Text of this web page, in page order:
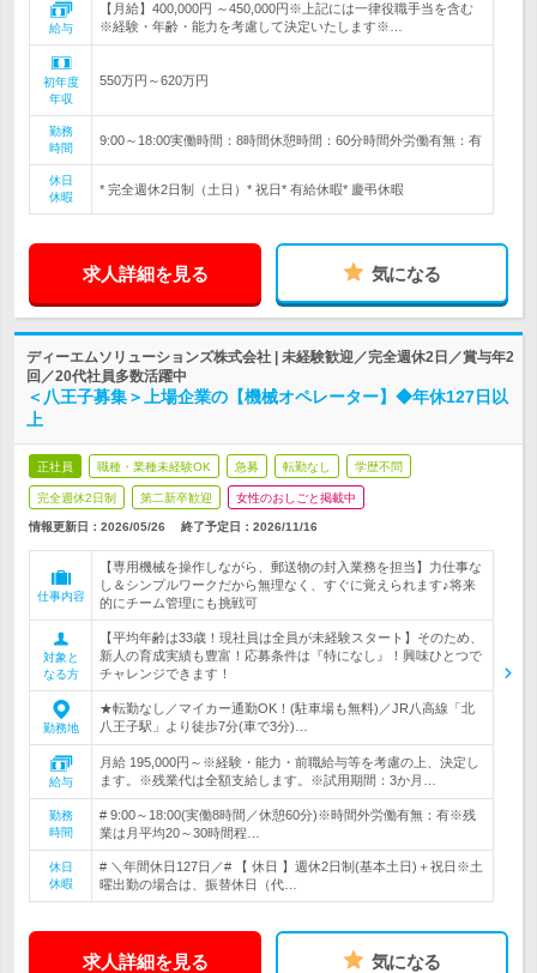
給与
【月給】400,000円 ～450,000円※上記には一律役職手当を含む
※経験・年齢・能力を考慮して決定いたします※…
初年度
年収
550万円～620万円
勤務
時間
9:00～18:00実働時間：8時間休憩時間：60分時間外労働有無：有
休日
休暇
* 完全週休2日制（土日）* 祝日* 有給休暇* 慶弔休暇
求人詳細を見る 気になる
ディーエムソリューションズ株式会社 | 未経験歓迎／完全週休2日／賞与年2
回／20代社員多数活躍中
＜八王子募集＞上場企業の【機械オペレーター】◆年休127日以
上
正社員 職種・業種未経験OK 急募 転勤なし 学歴不問
完全週休2日制 第二新卒歓迎 女性のおしごと掲載中
情報更新日：2026/05/26 終了予定日： 2026/11/16
仕事内容
【専用機械を操作しながら、郵送物の封入業務を担当】力仕事な
し＆シンプルワークだから無理なく、すぐに覚えられます♪将来
的にチーム管理にも挑戦可
対象と
なる方
【平均年齢は33歳！現社員は全員が未経験スタート】そのため、
新人の育成実績も豊富！応募条件は『特になし』！興味ひとつで
チャレンジできます！
勤務地
★転勤なし／マイカー通勤OK！(駐車場も無料)／JR八高線「北
八王子駅」より徒歩7分(車で3分)…
給与
月給 195,000円～※経験・能力・前職給与等を考慮の上、決定し
ます。※残業代は全額支給します。※試用期間：3か月…
勤務
時間
# 9:00～18:00(実働8時間／休憩60分)※時間外労働有無：有※残
業は月平均20～30時間程…
休日
休暇
# ＼年間休日127日／# 【 休日 】週休2日制(基本土日)＋祝日※土
曜出勤の場合は、振替休日（代…
求人詳細を見る 気になる